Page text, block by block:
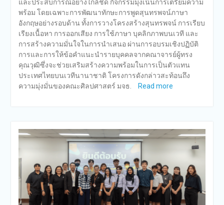
และประสบการณ์อย่างใกล้ชิด กิจกรรมมุ่งเน้นการเตรียมความ
พร้อม โดยเฉพาะการพัฒนาทักษะการพูดสุนทรพจน์ภาษา
อังกฤษอย่างรอบด้าน ทั้งการวางโครงสร้างสุนทรพจน์ การเรียบ
เรียงเนื้อหา การออกเสียง การใช้ภาษา บุคลิกภาพบนเวที และ
การสร้างความมั่นใจในการนำเสนอ ผ่านการอบรมเชิงปฏิบัติ
การและการให้ข้อคำแนะนำรายบุคคลจากคณาจารย์ผู้ทรง
คุณวุฒิซึ่งจะช่วยเสริมสร้างความพร้อมในการเป็นตัวแทน
ประเทศไทยบนเวทีนานาชาติ โครงการดังกล่าวสะท้อนถึง
ความมุ่งมั่นของคณะศิลปศาสตร์ มจธ.
Read more